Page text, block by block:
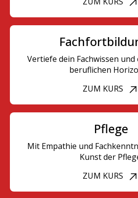
Vertiefe dein Fachwissen
beruflichen
ZUM KURS
Pflege
Mit Empathie und
Kunst der
ZUM KURS